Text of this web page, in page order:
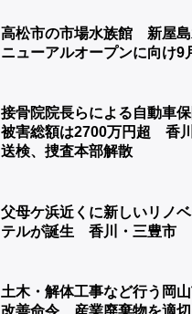
高松市の市場水族館 新屋島
ニューアルオープンに向け9
接骨院院長らによる自動車
被害総額は2700万円超 香
送検、捜査本部解散
父母ケ浜近くに新しいリノ
テルが誕生 香川・三豊市
土木・解体工事など行う岡
改善命令 産業廃棄物を適